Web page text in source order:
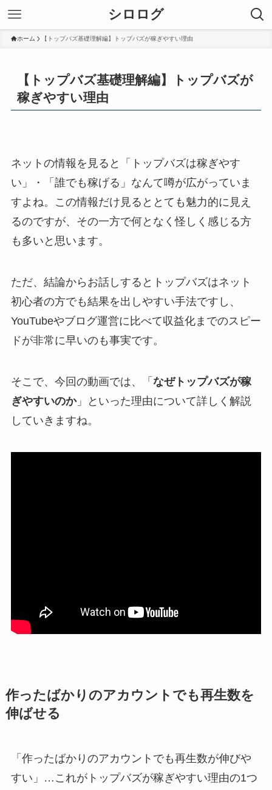
シロログ
ホーム 【トップバズ基礎理解編】トップバズが稼ぎやすい理由
【トップバズ基礎理解編】トップバズが
稼ぎやすい理由
ネットの情報を見ると「トップバズは稼ぎやす
い」・「誰でも稼げる」なんて噂が広がっていま
すよね。この情報だけ見るととても魅力的に見え
るのですが、その一方で何となく怪しく感じる方
も多いと思います。
ただ、結論からお話しするとトップバズはネット
初心者の方でも結果を出しやすい手法ですし、
YouTubeやブログ運営に比べて収益化までのスピー
ドが非常に早いのも事実です。
そこで、今回の動画では、「 なぜトップバズが稼
ぎやすいのか」といった理由について詳しく解説
していきますね。
作ったばかりのアカウントでも再生数を
伸ばせる
「作ったばかりのアカウントでも再生数が伸びや
すい」…これがトップバズが稼ぎやすい理由の1つ